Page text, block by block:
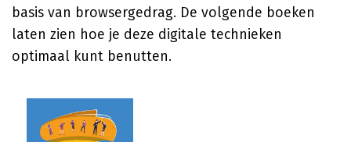
basis van browsergedrag. De volgende boeken
laten zien hoe je deze digitale technieken
optimaal kunt benutten.